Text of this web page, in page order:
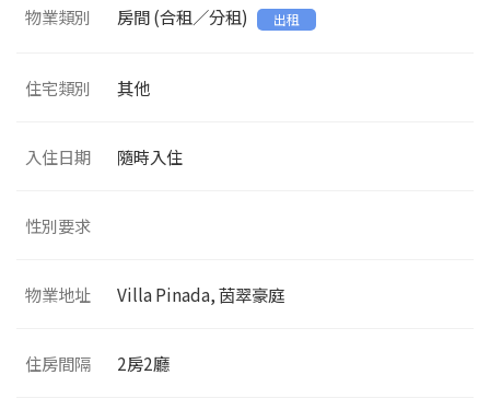
物業類別 房間 (合租／分租) 出租
住宅類別 其他
入住日期 隨時入住
性別要求
物業地址 Villa Pinada, 茵翠豪庭
住房間隔 2房2廳